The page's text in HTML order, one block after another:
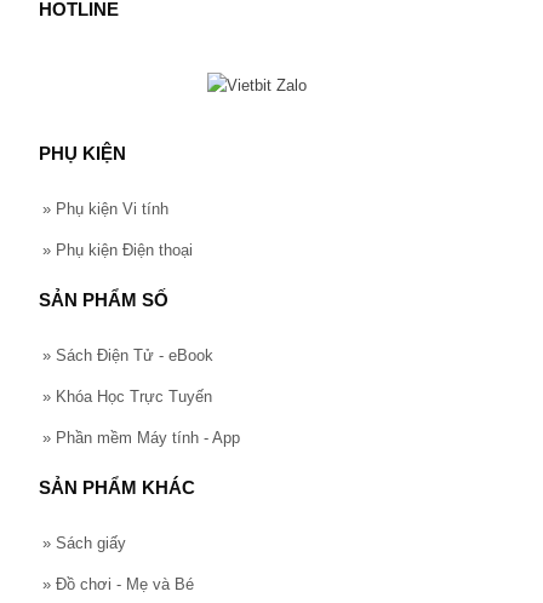
HOTLINE
PHỤ KIỆN
» Phụ kiện Vi tính
» Phụ kiện Điện thoại
SẢN PHẨM SỐ
» Sách Điện Tử - eBook
» Khóa Học Trực Tuyến
» Phần mềm Máy tính - App
SẢN PHẨM KHÁC
» Sách giấy
» Đồ chơi - Mẹ và Bé